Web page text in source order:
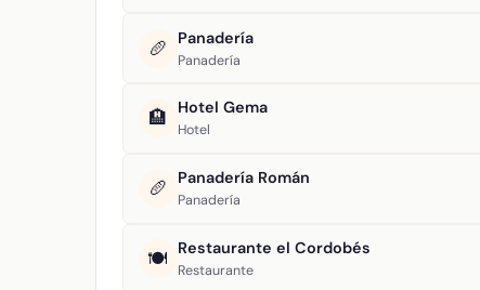
🥖 Panadería
Panadería
🏨 Hotel Gema
Hotel
🥖 Panadería Román
Panadería
🍽️ Restaurante el Cordobés
Restaurante